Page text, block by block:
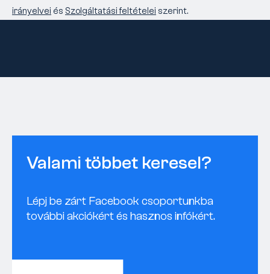
irányelvei és Szolgáltatási feltételei szerint.
Valami többet keresel?
Lépj be zárt Facebook csoportunkba
további akciókért és hasznos infókért.